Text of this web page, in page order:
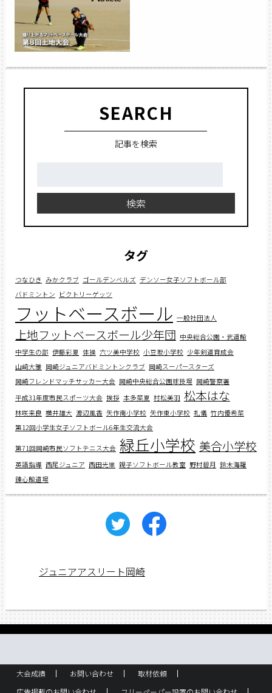
SEARCH
記事を検索
検索
タグ
つなひき みかクラブ ゴールデンベルズ デンソー女子ソフトボール部
バドミントン ビクトリーゲッツ
フットベースボール 一般社団法人
上地フットベースボール少年団 中央総合公園・武道館
中学生の部 伊藤彩夏 体操 六ツ美中学校 小豆坂小学校 少年剣道育成会
山﨑大雅 岡崎ジュニアバドミントンクラブ 岡崎スーパースターズ
岡崎フレンドマッチサッカー大会 岡崎中央総合公園球技場 岡崎警察署
平成31年度市民スポーツ大会 挨拶 本多菜夏 村松美羽 松本はな
林咲来良 横井雄大 渡辺風香 矢作南小学校 矢作東小学校 礼儀 竹内優希菜
第12回小学生女子ソフトボール6年生交流大会
第71回岡崎市民ソフトテニス大会 緑丘小学校 美合小学校
英語指導 西尾ジュニア 西田光里 親子ソフトボール教室 野村碧月 鈴木海羅
錬心館道場
ジュニアアスリート岡崎
大会成績 お問い合わせ
取材依頼